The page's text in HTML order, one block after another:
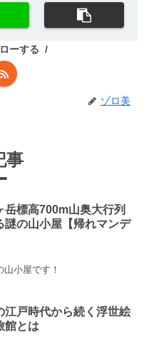
ーする
ゾロ美
事
岳標高700m山奥大行列
謎の山小屋【帰れマンデ
小屋です！
江戸時代から続く浮世絵
館とは